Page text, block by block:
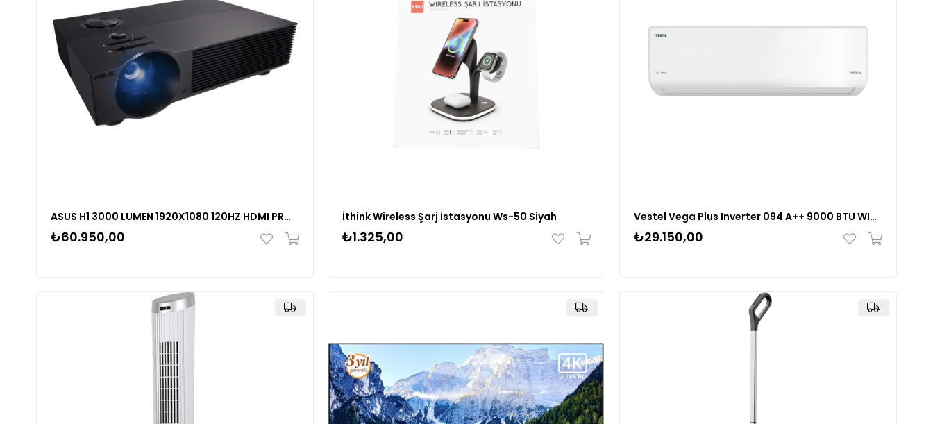
ASUS H1 3000 LUMEN 1920X1080 120HZ HDMI PROJEKSIYON
₺60.950,00
İthink Wireless Şarj İstasyonu Ws-50 Siyah
₺1.325,00
Vestel Vega Plus Inverter 094 A++ 9000 BTU WIFI Klima (İç-Dış Ünite) Set
₺29.150,00